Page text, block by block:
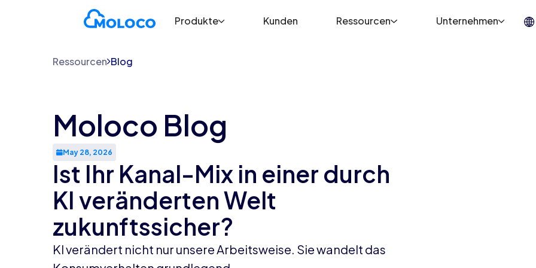
Produkte Kunden Ressourcen Unternehmen
Ressourcen Blog
Moloco Blog
May 28, 2026
Ist Ihr Kanal-Mix in einer durch
KI veränderten Welt
zukunftssicher?
KI verändert nicht nur unsere Arbeitsweise. Sie wandelt das